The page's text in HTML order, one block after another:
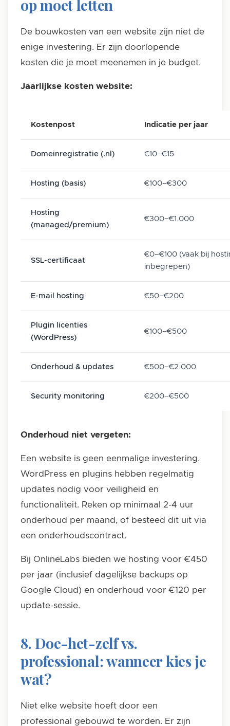
op moet letten
De bouwkosten van een website zijn niet de
enige investering. Er zijn doorlopende
kosten die je moet meenemen in je budget.
Jaarlijkse kosten website:
Kostenpost Indicatie per jaar
Domeinregistratie (.nl) €10–€15
Hosting (basis) €100–€300
Hosting
(managed/premium)
€300–€1.000
SSL-certificaat
€0–€100 (vaak bij
inbegrepen)
E-mail hosting €50–€200
Plugin licenties
(WordPress)
€100–€500
Onderhoud & updates €500–€2.000
Security monitoring €200–€500
Onderhoud niet vergeten:
Een website is geen eenmalige investering.
WordPress en plugins hebben regelmatig
updates nodig voor veiligheid en
functionaliteit. Reken op minimaal 2-4 uur
onderhoud per maand, of besteed dit uit via
een onderhoudscontract.
Bij OnlineLabs bieden we hosting voor €450
per jaar (inclusief dagelijkse backups op
Google Cloud) en onderhoud voor €120 per
update-sessie.
8. Doe-het-zelf vs.
professional: wanneer kies je
wat?
Niet elke website hoeft door een
professional gebouwd te worden. Er zijn